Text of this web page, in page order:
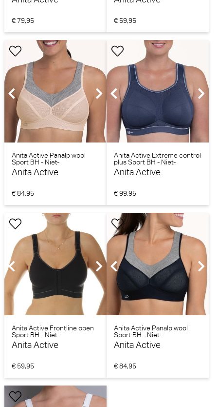
€ 79,95 € 59,95
Anita Active Panalp wool
Sport BH - Niet-
voorgevormd
(Rose/melange)
Anita Active
€ 84,95
Anita Active Extreme control
plus Sport BH - Niet-
voorgevormd (Blue Iris)
Anita Active
€ 99,95
Anita Active Frontline open
Sport BH - Niet-
voorgevormd (Zwart)
Anita Active
€ 59,95
Anita Active Panalp wool
Sport BH - Niet-
voorgevormd
(Black/melange)
Anita Active
€ 84,95